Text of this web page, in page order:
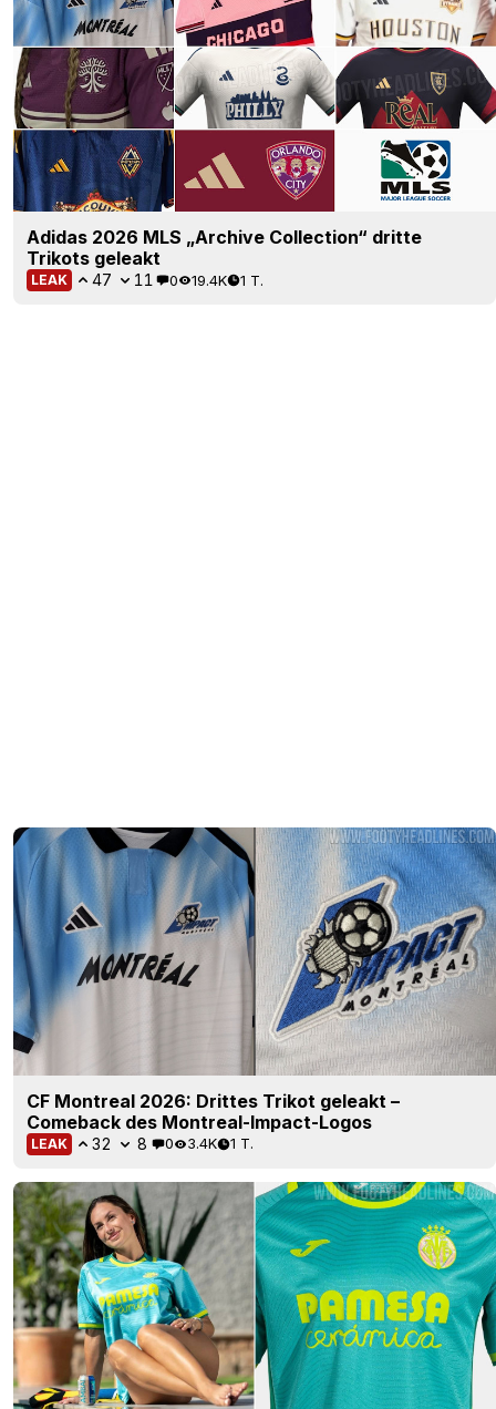
Adidas 2026 MLS „Archive Collection“ dritte
Trikots geleakt
LEAK 47 11 0 19.4K 1 T.
CF Montreal 2026: Drittes Trikot geleakt –
Comeback des Montreal-Impact-Logos
LEAK 32 8 0 3.4K 1 T.